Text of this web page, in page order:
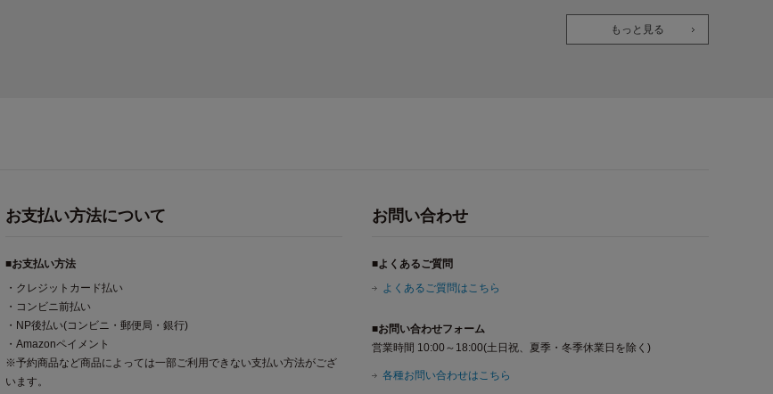
もっと見る
お支払い方法について
■お支払い方法
・クレジットカード払い
・コンビニ前払い
・NP後払い(コンビニ・郵便局・銀行)
・Amazonペイメント
※予約商品など商品によっては一部ご利用できない支払い方法がござ
います。
お問い合わせ
■よくあるご質問
よくあるご質問はこちら
■お問い合わせフォーム
営業時間 10:00～18:00(土日祝、夏季・冬季休業日を除く)
各種お問い合わせはこちら